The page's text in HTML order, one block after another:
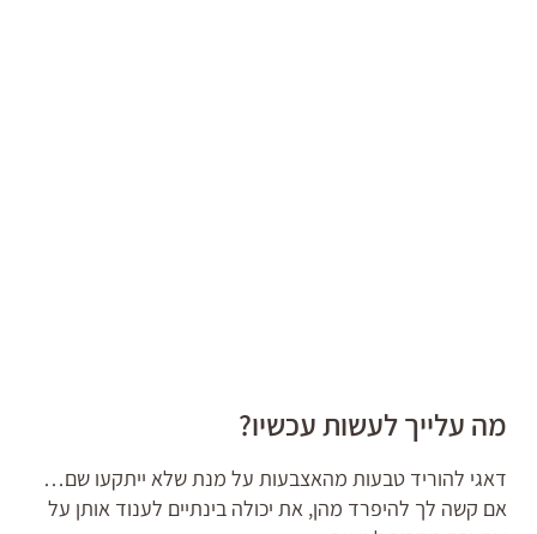
מה עלייך לעשות עכשיו?
דאגי להוריד טבעות מהאצבעות על מנת שלא ייתקעו שם…
אם קשה לך להיפרד מהן, את יכולה בינתיים לענוד אותן על